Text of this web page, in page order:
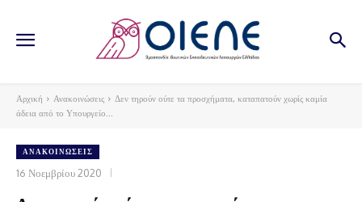
Αρχική Ανακοινώσεις
Δεν τηρούν ούτε τα προσχήματα, καταπατούν χωρίς καμία
άδεια από το Υπουργείο...
ΑΝΑΚΟΙΝΏΣΕΙΣ
16 Νοεμβρίου 2020